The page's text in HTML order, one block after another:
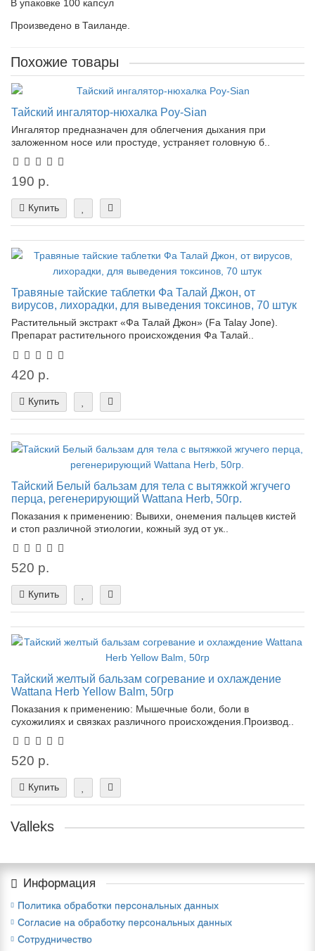
В упаковке 100 капсул
Произведено в Таиланде.
Похожие товары
Тайский ингалятор-нюхалка Poy-Sian
Ингалятор предназначен для облегчения дыхания при
заложенном носе или простуде, устраняет головную б..
190 р.
Купить
Травяные тайские таблетки Фа Талай Джон, от
вирусов, лихорадки, для выведения токсинов, 70 штук
Растительный экстракт «Фа Талай Джон» (Fa Talay Jone).
Препарат растительного происхождения Фа Талай..
420 р.
Купить
Тайский Белый бальзам для тела с вытяжкой жгучего
перца, регенерирующий Wattana Herb, 50гр.
Показания к применению: Вывихи, онемения пальцев кистей
и стоп различной этиологии, кожный зуд от ук..
520 р.
Купить
Тайский желтый бальзам согревание и охлаждение
Wattana Herb Yellow Balm, 50гр
Показания к применению: Мышечные боли, боли в
сухожилиях и связках различного происхождения.Производ..
520 р.
Купить
Valleks
Информация
Политика обработки персональных данных
Согласие на обработку персональных данных
Сотрудничество